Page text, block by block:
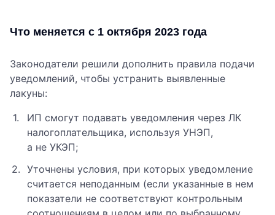
Что меняется с 1 октября 2023 года
Законодатели решили дополнить правила подачи
уведомлений, чтобы устранить выявленные
лакуны:
ИП смогут подавать уведомления через ЛК
налогоплательщика, используя УНЭП,
а не УКЭП;
Уточнены условия, при которых уведомление
считается неподанным (если указанные в нем
показатели не соответствуют контрольным